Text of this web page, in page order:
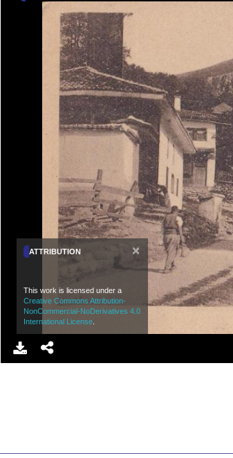
ATTRIBUTION ×
This work is licensed under a
Creative Commons Attribution-
NonCommercial-NoDerivatives 4.0
International License